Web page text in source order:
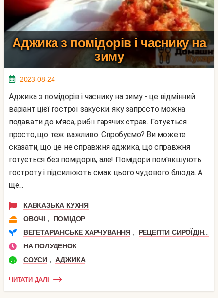
Аджика з помідорів і часнику на
зиму
2023-08-24
Аджика з помідорів і часнику на зиму - це відмінний
варіант цієї гострої закуски, яку запросто можна
подавати до м'яса, рибі і гарячих страв. Готується
просто, що теж важливо. Спробуємо? Ви можете
сказати, що це не справжня аджика, що справжня
готується без помідорів, але! Помідори пом'якшують
гостроту і підсилюють смак цього чудового блюда. А
ще...
КАВКАЗЬКА КУХНЯ
ОВОЧІ ,
ПОМІДОР
ВЕГЕТАРІАНСЬКЕ ХАРЧУВАННЯ ,
РЕЦЕПТИ СИРОЇДІННЯ
НА ПОЛУДЕНОК
СОУСИ , АДЖИКА
ЧИТАТИ ДАЛІ